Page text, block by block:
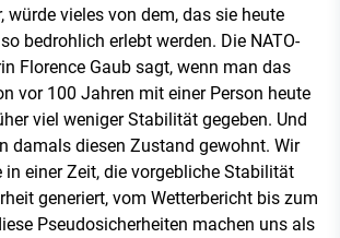
würde vieles von dem, das sie heute
bedrohlich erlebt werden. Die NATO-
Florence Gaub sagt, wenn man das
vor 100 Jahren mit einer Person heute
viel weniger Stabilität gegeben. Und
damals diesen Zustand gewohnt. Wir
in einer Zeit, die vorgebliche Stabilität
generiert, vom Wetterbericht bis zum
Pseudosicherheiten machen uns als